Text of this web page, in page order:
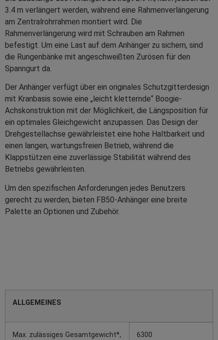
3.4 m verlängert werden, während eine Rahmenverlängerung
am Zentralrohrrahmen montiert wird. Die
Rahmenverlängerung wird mit Schrauben am Rahmen
befestigt. Um eine Last auf dem Anhänger zu sichern, sind
die Rungenbänke mit angeschweißten Zurösen für den
Spanngurt da.
Der Anhänger verfügt über ein originales Schutzgitterdesign
mit Kranbasis sowie eine „leicht kletternde“ Boogie-
Achskonstruktion mit der Möglichkeit, die Längsposition für
ein optimales Gleichgewicht anzupassen. Das Design der
Drehgestellachse gewährleistet eine hohe Haltbarkeit und
einen langen, wartungsfreien Betrieb, während die
Klappstützen eine zuverlässige Stabilität während des
Betriebs gewährleisten.
Um den spezifischen Anforderungen jedes Benutzers
gerecht zu werden, bieten FB50-Anhänger eine breite
Palette an Optionen und Zubehör.
ALLGEMEINES
Max. zulässiges Gesamtgewicht*,
6300